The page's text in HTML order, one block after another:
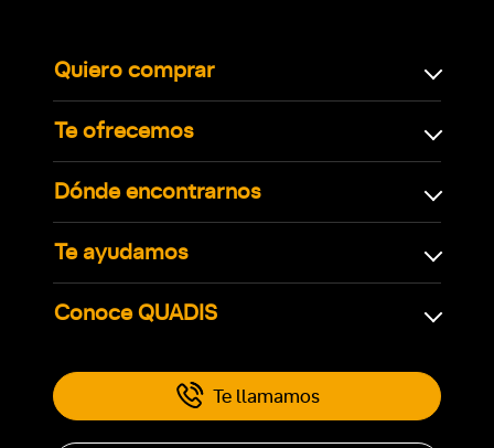
Quiero comprar
Te ofrecemos
Dónde encontrarnos
Te ayudamos
Conoce QUADIS
Te llamamos